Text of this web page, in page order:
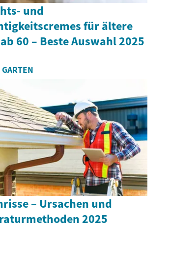
und
für ältere
60 – Beste Auswahl 2025
– Ursachen und
2025